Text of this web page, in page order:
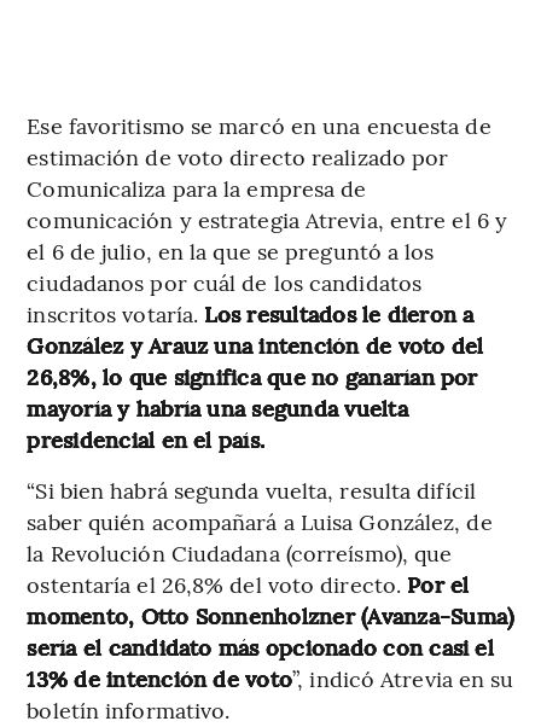
Ese favoritismo se marcó en una encuesta de
estimación de voto directo realizado por
Comunicaliza para la empresa de
comunicación y estrategia Atrevia, entre el 6 y
el 6 de julio, en la que se preguntó a los
ciudadanos por cuál de los candidatos
inscritos votaría. Los resultados le dieron a
González y Arauz una intención de voto del
26,8%, lo que significa que no ganarían por
mayoría y habría una segunda vuelta
presidencial en el país.
“Si bien habrá segunda vuelta, resulta difícil
saber quién acompañará a Luisa González, de
la Revolución Ciudadana (correísmo), que
ostentaría el 26,8% del voto directo. Por el
momento, Otto Sonnenholzner (Avanza-Suma)
sería el candidato más opcionado con casi el
13% de intención de voto”, indicó Atrevia en su
boletín informativo.